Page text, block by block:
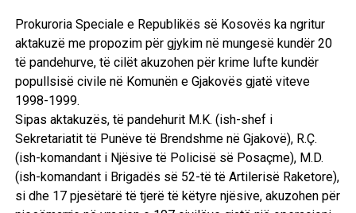
procesin e dialogut për shkak të fushatës së Trump.
“Unë pranova të bëja këtë punë, por jo si pjesë e fushatës
së Trump”, përfundoi Grenell.
RELATED TOPICS: SHBA KRYESORE GRENELL
SERBIA
PROGRESI EKONOMIK
UP NEXT
​Hoti: Me Serbinë takohemi vetëm për njohje reciproke
Prokuroria Speciale e Republikës së Kosovës ka ngritur
aktakuzë me propozim për gjykim në mungesë kundër 20
të pandehurve, të cilët akuzohen për krime lufte kundër
popullsisë civile në Komunën e Gjakovës gjatë viteve
1998-1999.
Sipas aktakuzës, të pandehurit M.K. (ish-shef i
Sekretariatit të Punëve të Brendshme në Gjakovë), R.Ç.
(ish-komandant i Njësive të Policisë së Posaçme), M.D.
(ish-komandant i Brigadës së 52-të të Artilerisë Raketore),
si dhe 17 pjesëtarë të tjerë të këtyre njësive, akuzohen për